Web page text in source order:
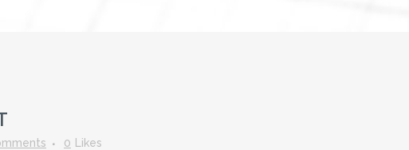
0 Likes